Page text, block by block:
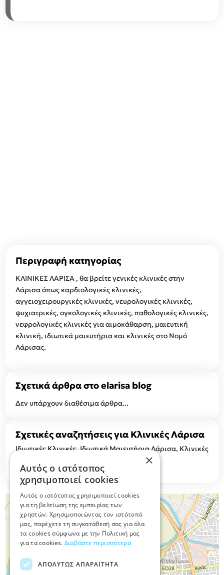
Περιγραφή κατηγορίας
ΚΛΙΝΙΚΕΣ ΛΑΡΙΣΑ , θα βρείτε γενικές κλινικές στην
Λάρισα όπως καρδιολογικές κλινικές,
αγγειοχειρουργικές κλινικές, νευρολογικές κλινικές,
ψυχιατρικές, ογκολογικές κλινικές, παθολογικές κλινικές,
νεφρολογικές κλινικές για αιμοκάθαρση, μαιευτική
κλινική, ιδιωτικά μαιευτήρια και κλινικές στο Νομό
Λάρισας.
Σχετικά άρθρα στο elarisa blog
Δεν υπάρχουν διαθέσιμα άρθρα...
Σχετικές αναζητήσεις για Κλινικές Λάρισα
Ιδιωτικές Κλινικές, Ιδιωτικά Μαιευτήρια Λάρισα, Κλινικές
+
−
×
Αυτός ο ιστότοπος
χρησιμοποιεί cookies
Αυτός ο ιστότοπος χρησιμοποιεί cookies
για τη βελτίωση της εμπειρίας των
χρηστών. Χρησιμοποιώντας τον ιστότοπό
μας, παρέχετε τη συγκατάθεσή σας για όλα
τα cookies σύμφωνα με την Πολιτική μας
για τα cookies. Διαβάστε περισσότερα
ΑΠΟΛΎΤΩΣ ΑΠΑΡΑΊΤΗΤΑ